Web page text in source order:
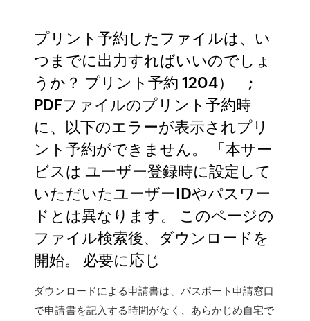
プリント予約したファイルは、い
つまでに出力すればいいのでしょ
うか？ プリント予約 1204）」;
PDFファイルのプリント予約時
に、以下のエラーが表示されプリ
ント予約ができません。 「本サー
ビスは ユーザー登録時に設定して
いただいたユーザーIDやパスワー
ドとは異なります。 このページの
ファイル検索後、ダウンロードを
開始。 必要に応じ
ダウンロードによる申請書は、パスポート申請窓口
で申請書を記入する時間がなく、あらかじめ自宅で